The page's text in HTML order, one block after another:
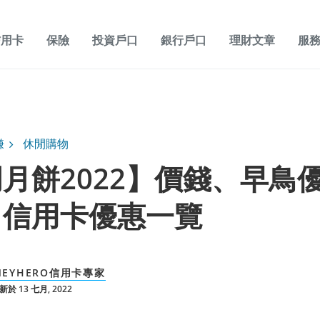
卡 保險 投資戶口 銀行戶口 理財文章 服
休閒購物
餅2022】價錢、早鳥
用卡優惠一覽
信用卡專家
於 13 七月, 2022